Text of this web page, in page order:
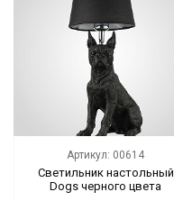
Артикул: 00614
Светильник настольный
Dogs черного цвета